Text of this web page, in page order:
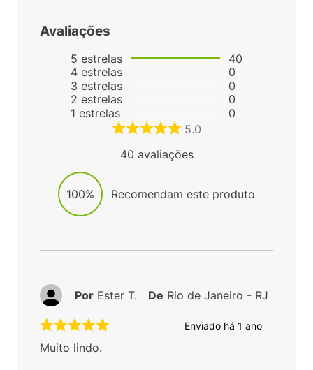
Avaliações
5 estrelas
4 estrelas
3 estrelas
2 estrelas
1 estrelas
40
0
0
0
0
5.0
40 avaliações
100% Recomendam este produto
Enviado há 1 ano
Muito lindo.
Por Ester T. De Rio de Janeiro - RJ